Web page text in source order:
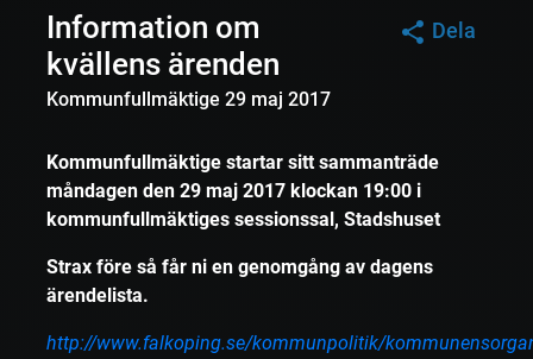
Dela
Information om
kvällens ärenden
Kommunfullmäktige 29 maj 2017
Kommunfullmäktige startar sitt sammanträde
måndagen den 29 maj 2017 klockan 19:00 i
kommunfullmäktiges sessionssal, Stadshuset
Strax före så får ni en genomgång av dagens
ärendelista.
http://www.falkoping.se/kommunpolitik/